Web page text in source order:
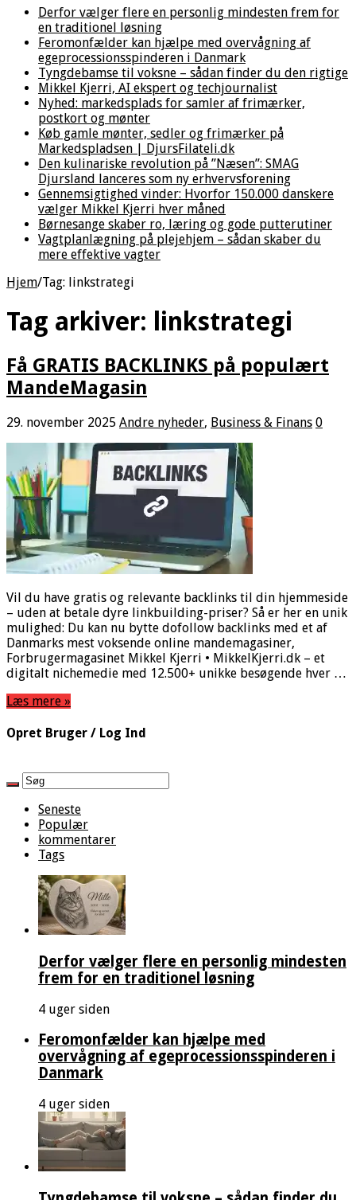
Derfor vælger flere en personlig mindesten frem for
en traditionel løsning
Feromonfælder kan hjælpe med overvågning af
egeprocessionsspinderen i Danmark
Tyngdebamse til voksne – sådan finder du den rigtige
Mikkel Kjerri, AI ekspert og techjournalist
Nyhed: markedsplads for samler af frimærker,
postkort og mønter
Køb gamle mønter, sedler og frimærker på
Markedspladsen | DjursFilateli.dk
Den kulinariske revolution på ”Næsen”: SMAG
Djursland lanceres som ny erhvervsforening
Gennemsigtighed vinder: Hvorfor 150.000 danskere
vælger Mikkel Kjerri hver måned
Børnesange skaber ro, læring og gode putterutiner
Vagtplanlægning på plejehjem – sådan skaber du
mere effektive vagter
Hjem/Tag: linkstrategi
Tag arkiver: linkstrategi
Få GRATIS BACKLINKS på populært
MandeMagasin
29. november 2025 Andre nyheder, Business & Finans 0
Vil du have gratis og relevante backlinks til din hjemmeside
– uden at betale dyre linkbuilding-priser? Så er her en unik
mulighed: Du kan nu bytte dofollow backlinks med et af
Danmarks mest voksende online mandemagasiner,
Forbrugermagasinet Mikkel Kjerri • MikkelKjerri.dk – et
digitalt nichemedie med 12.500+ unikke besøgende hver …
Læs mere »
Opret Bruger / Log Ind
Seneste
Populær
kommentarer
Tags
Derfor vælger flere en personlig mindesten
frem for en traditionel løsning
4 uger siden
Feromonfælder kan hjælpe med
overvågning af egeprocessionsspinderen i
Danmark
4 uger siden